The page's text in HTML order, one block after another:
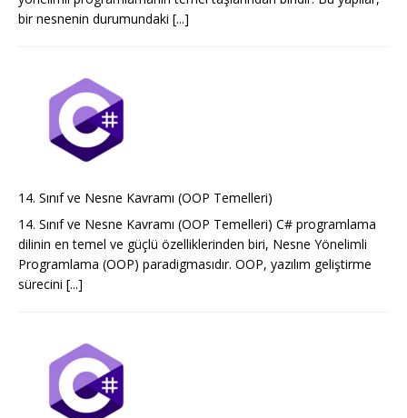
bir nesnenin durumundaki [...]
14. Sınıf ve Nesne Kavramı (OOP Temelleri)
14. Sınıf ve Nesne Kavramı (OOP Temelleri) C# programlama
dilinin en temel ve güçlü özelliklerinden biri, Nesne Yönelimli
Programlama (OOP) paradigmasıdır. OOP, yazılım geliştirme
sürecini [...]